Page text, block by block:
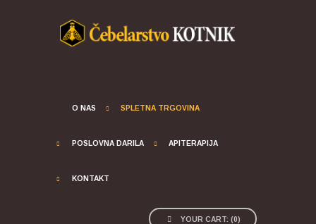
O NAS SPLETNA TRGOVINA
POSLOVNA DARILA APITERAPIJA
KONTAKT
YOUR CART: (0)